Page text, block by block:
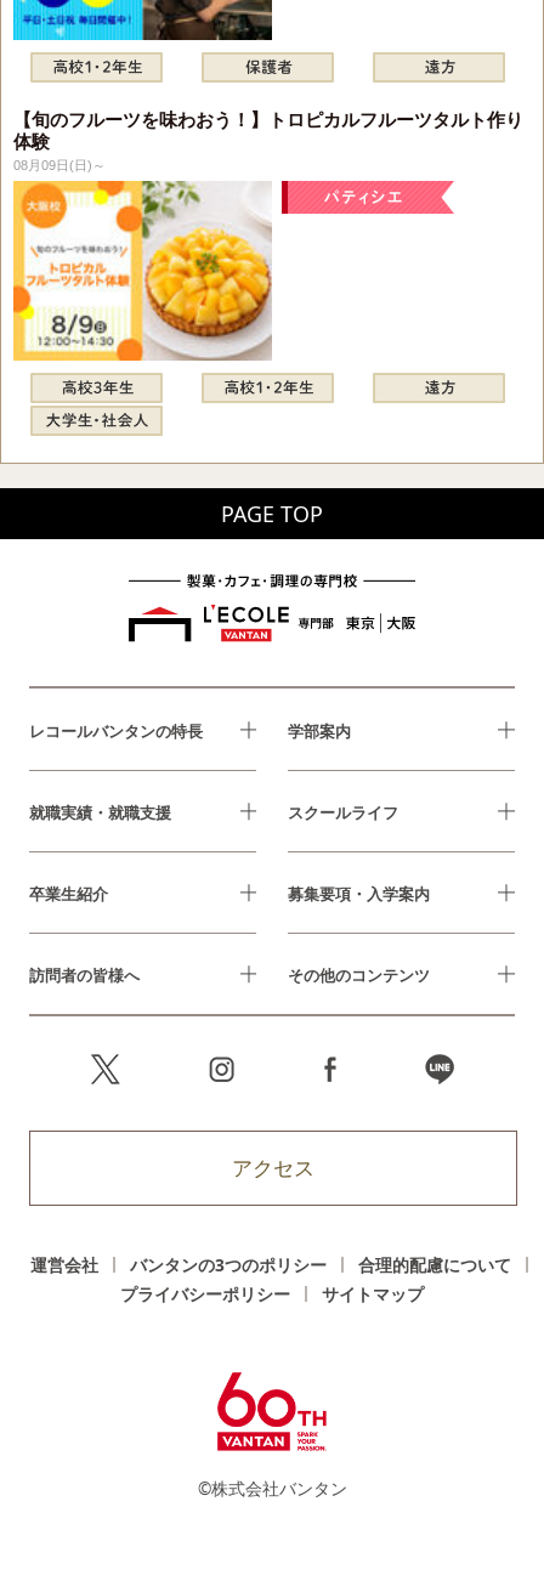
【旬のフルーツを味わおう！】トロピカルフルーツタルト作り
体験
08月09日(日)～
PAGE TOP
レコールバンタンの特長 学部案内
就職実績・就職支援 スクールライフ
卒業生紹介 募集要項・入学案内
訪問者の皆様へ その他のコンテンツ
アクセス
運営会社 バンタンの3つのポリシー
合理的配慮について
プライバシーポリシー
サイトマップ
©株式会社バンタン